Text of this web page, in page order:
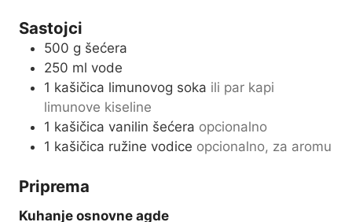
Sastojci
500 g šećera
250 ml vode
1 kašičica limunovog soka ili par kapi
limunove kiseline
1 kašičica vanilin šećera opcionalno
1 kašičica ružine vodice opcionalno, za aromu
Priprema
Kuhanje osnovne agde